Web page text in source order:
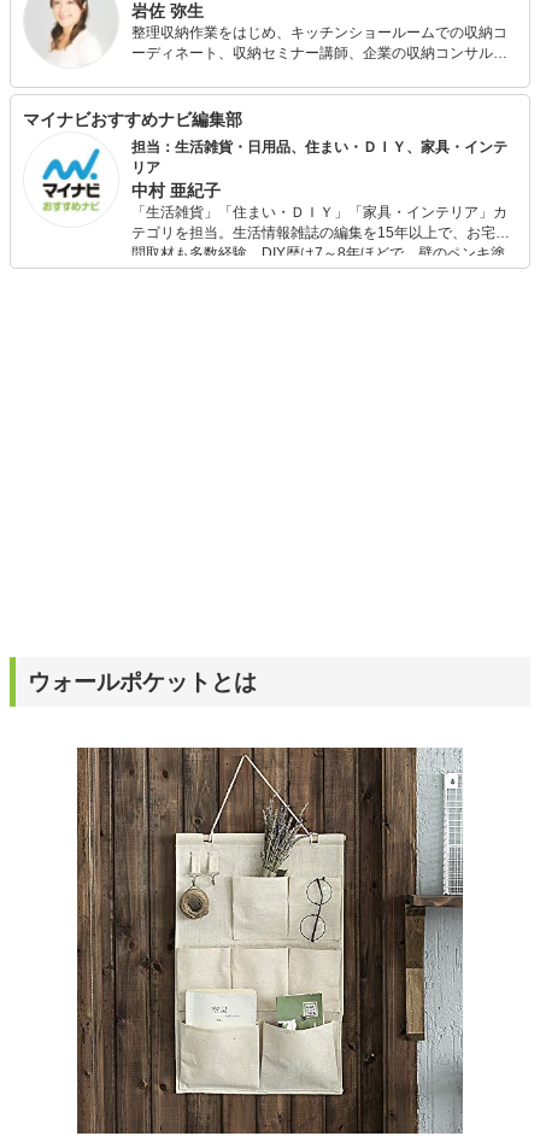
岩佐 弥生
整理収納作業をはじめ、キッチンショールームでの収納コ
ーディネート、収納セミナー講師、企業の収納コンサルタ
セミナーは分かりやすく聞きやすいと好評。また、お片づ
けが好きになる！「収納ラベル」もプロデュースしてい
る。
マイナビおすすめナビ編集部
担当：生活雑貨・日用品、住まい・ＤＩＹ、家具・インテ
リア
中村 亜紀子
「生活雑貨」「住まい・ＤＩＹ」「家具・インテリア」カ
テゴリを担当。生活情報雑誌の編集を15年以上で、お宅訪
問取材も多数経験。DIY歴は7～8年ほどで、壁のペンキ塗
りや壁紙チェンジなどもチャレンジ済み。初心者でもモノ
ウォールポケットとは